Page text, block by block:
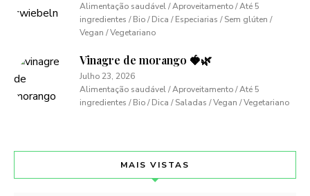
Alimentação saudável / Aproveitamento / Até 5
ingredientes / Bio / Dica / Especiarias / Sem glúten /
Vegan / Vegetariano
Vinagre de morango 🍓🌿
Julho 23, 2026
Alimentação saudável / Aproveitamento / Até 5
ingredientes / Bio / Dica / Saladas / Vegan / Vegetariano
MAIS VISTAS